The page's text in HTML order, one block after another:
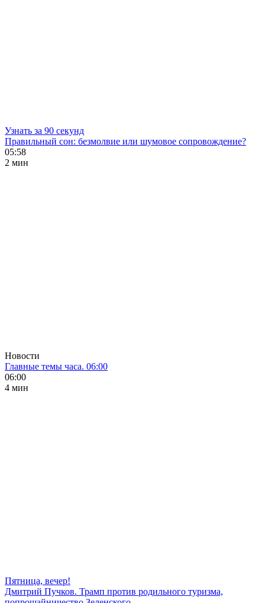
Узнать за 90 секунд
Правильный сон: безмолвие или шумовое сопровождение?
05:58
2 мин
Новости
Главные темы часа. 06:00
06:00
4 мин
Пятница, вечер!
Дмитрий Пучков. Трамп против родильного туризма,